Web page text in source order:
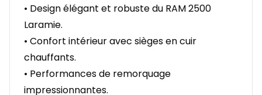
• Design élégant et robuste du RAM 2500
Laramie.
• Confort intérieur avec sièges en cuir
chauffants.
• Performances de remorquage
impressionnantes.